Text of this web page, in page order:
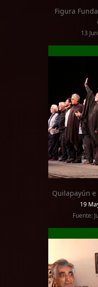
Figura
13
Quilapayún
19
Fuente: